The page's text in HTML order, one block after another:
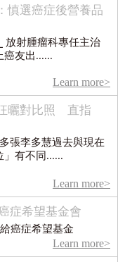
慎選癌症後營養品
放射腫瘤科專任主治
癌友出......
Learn more>
曬對比照 直指
張李多慧過去與現在
」有不同......
Learn more>
症希望基金會
癌症希望基金
Learn more>